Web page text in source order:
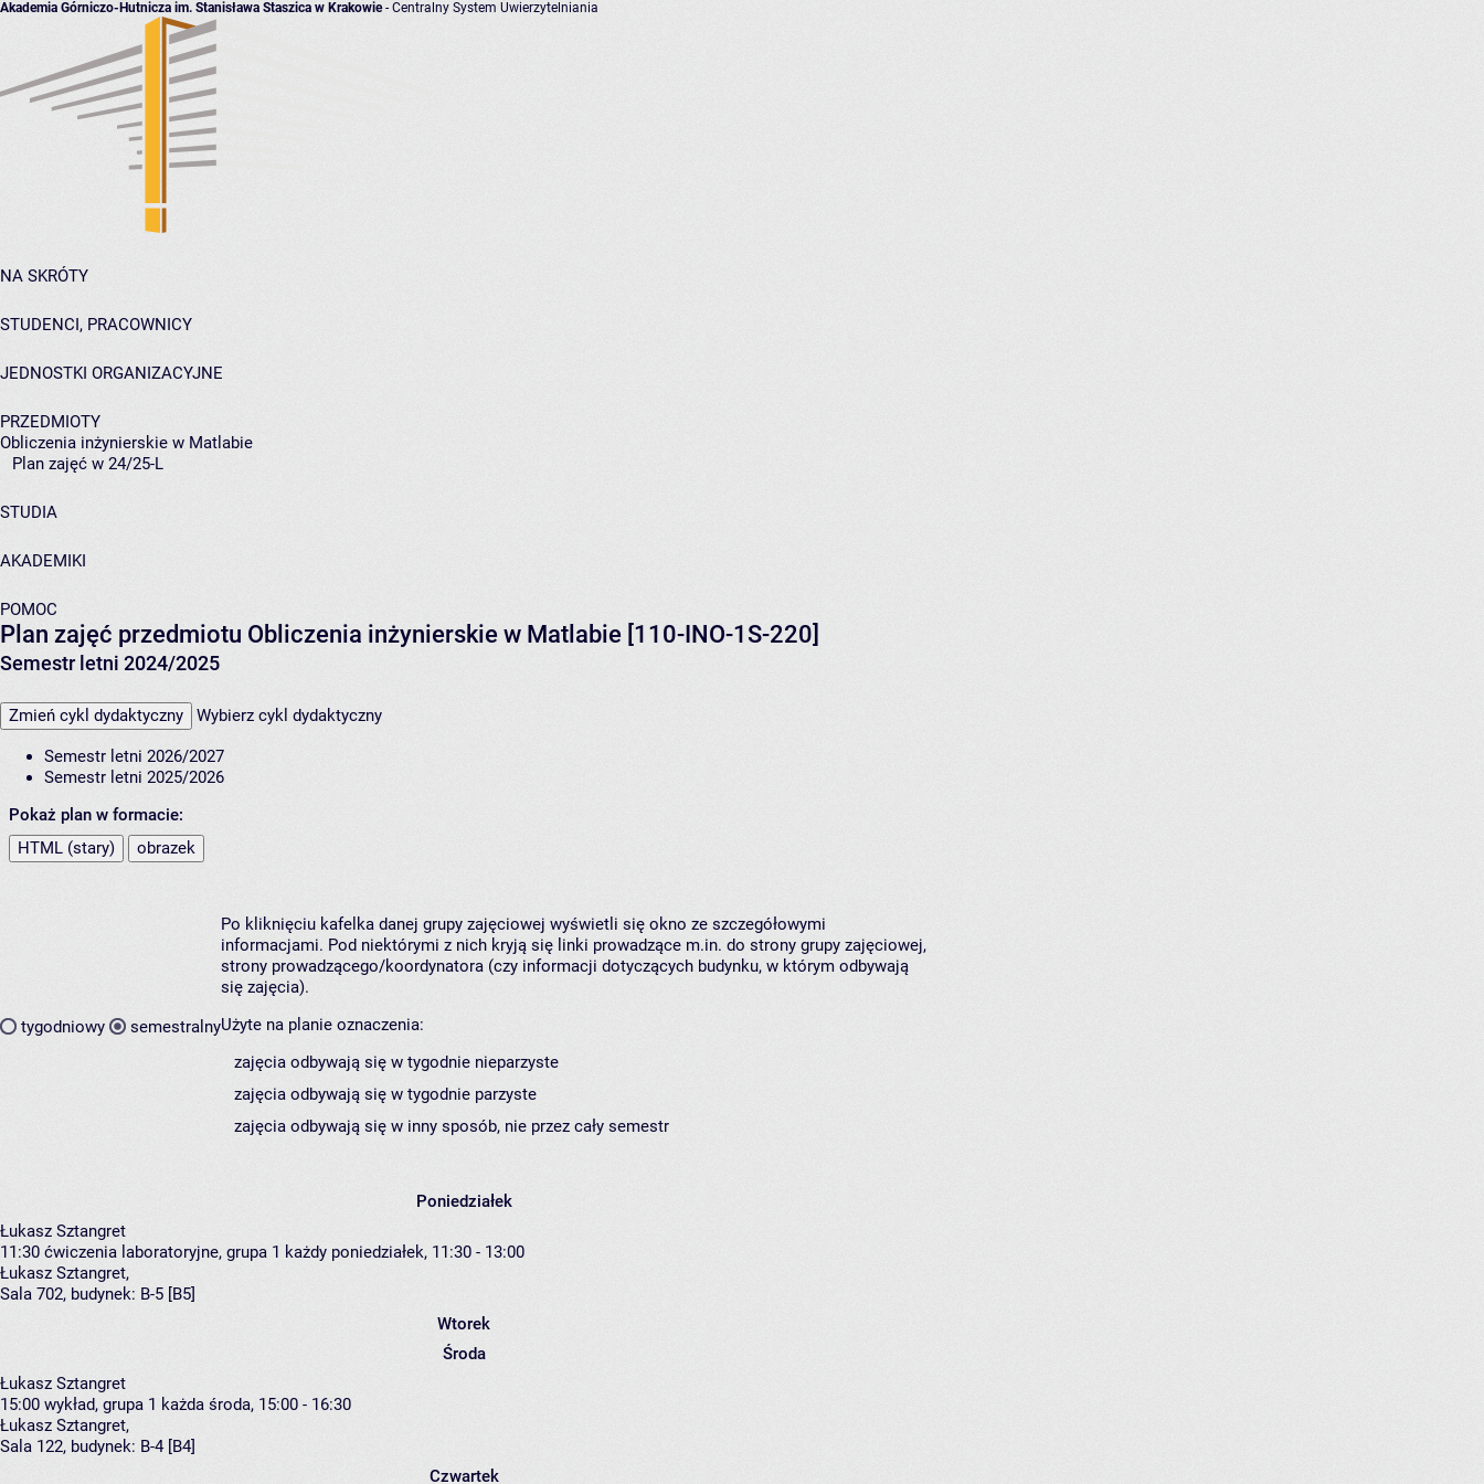
Akademia Górniczo-Hutnicza im. Stanisława Staszica w Krakowie- Centralny System Uwierzytelniania
NA SKRÓTY
STUDENCI, PRACOWNICY
JEDNOSTKI ORGANIZACYJNE
PRZEDMIOTY
Obliczenia inżynierskie w Matlabie
Plan zajęć w 24/25-L
STUDIA
AKADEMIKI
POMOC
Plan zajęć przedmiotu Obliczenia inżynierskie w Matlabie [110-INO-1S-220]
Semestr letni 2024/2025
Zmień cykl dydaktyczny Wybierz cykl dydaktyczny
Semestr letni 2026/2027
Semestr letni 2025/2026
Pokaż plan w formacie:
HTML (stary)
obrazek
tygodniowy semestralny
Po kliknięciu kafelka danej grupy zajęciowej wyświetli się okno ze szczegółowymi
informacjami. Pod niektórymi z nich kryją się linki prowadzące m.in. do strony grupy zajęciowej,
strony prowadzącego/koordynatora (czy informacji dotyczących budynku, w którym odbywają
się zajęcia).
Użyte na planie oznaczenia:
zajęcia odbywają się w tygodnie nieparzyste
zajęcia odbywają się w tygodnie parzyste
zajęcia odbywają się w inny sposób, nie przez cały semestr
Poniedziałek
Łukasz Sztangret
11:30 ćwiczenia laboratoryjne, grupa 1 każdy poniedziałek, 11:30 - 13:00
Łukasz Sztangret,
Sala 702, budynek: B-5 [B5]
Wtorek
Środa
Łukasz Sztangret
15:00 wykład, grupa 1 każda środa, 15:00 - 16:30
Łukasz Sztangret,
Sala 122, budynek: B-4 [B4]
Czwartek